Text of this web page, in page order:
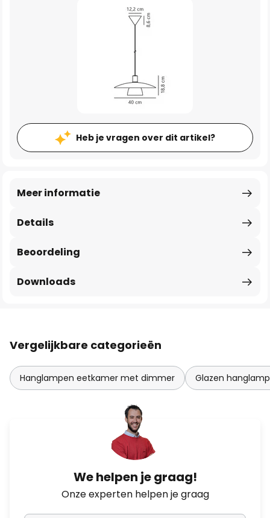
Heb je vragen over dit artikel?
Details
Meer informatie
Beoordeling
Downloads
Vergelijkbare categorieën
Hanglampen eetkamer met dimmer Glazen
We helpen je graag!
Onze experten helpen je graag